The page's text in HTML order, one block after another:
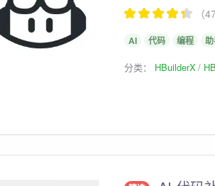
（
AI 代码 编程
分类： HBuilderX